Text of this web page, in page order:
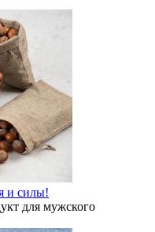
и силы!
для мужского